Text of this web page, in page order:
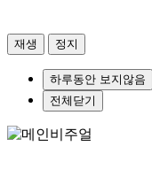
재생 정지
하루동안 보지않음
전체닫기